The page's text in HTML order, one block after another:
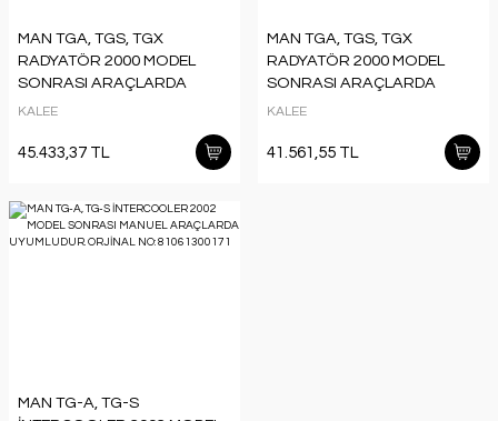
MAN TGA, TGS, TGX
RADYATÖR 2000 MODEL
SONRASI ARAÇLARDA
UYUMLUDUR. ORJİNAL NO:
ÇERÇEVELİDİR
KALEE
45.433,37 TL
MAN TGA, TGS, TGX
RADYATÖR 2000 MODEL
SONRASI ARAÇLARDA
UYUMLUDUR. ORJİNAL NO:
ÇERÇEVESİZDİR
KALEE
41.561,55 TL
MAN TG-A, TG-S